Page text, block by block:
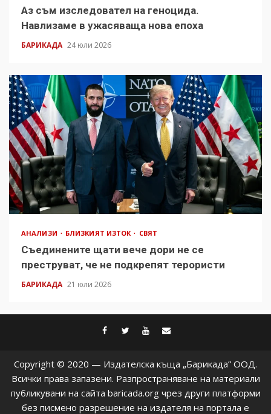
Аз съм изследовател на геноцида.
Навлизаме в ужасяваща нова епоха
БАРИКАДА 24 юли 2026
АНАЛИЗИ БЛИЗКИЯТ ИЗТОК СВЯТ
Съединените щати вече дори не се
преструват, че не подкрепят терористи
БАРИКАДА 21 юли 2026
facebook
twitter
youtube
Copyright © 2020 — Издателска къща „Барикада” ООД.
Всички права запазени. Разпространяване на материали
публикувани на сайта baricada.org чрез други платформи
без писмено разрешение на издателя на портала е